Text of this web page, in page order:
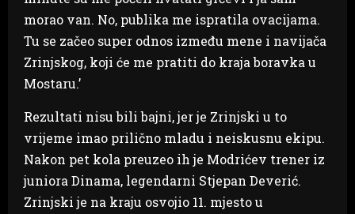
morao van. No, publika me ispratila ovacijama.
Tu se začeo super odnos između mene i navijača
Zrinjskog, koji će me pratiti do kraja boravka u
Mostaru.’
Rezultati nisu bili bajni, jer je Zrinjski u to
vrijeme imao prilično mladu i neiskusnu ekipu.
Nakon pet kola preuzeo ih je Modrićev trener iz
juniora Dinama, legendarni Stjepan Deverić.
Zrinjski je na kraju osvojio 11. mjesto u